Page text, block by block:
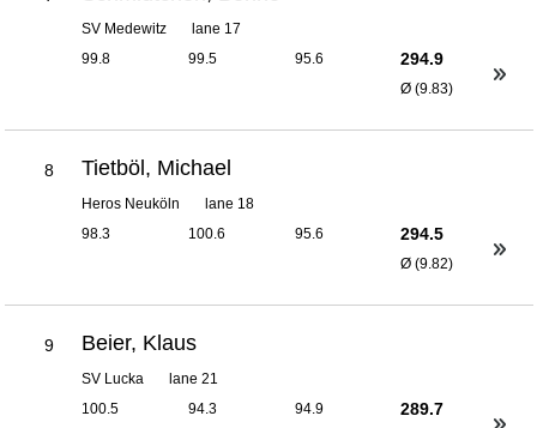
SV Medewitz
lane 17
99.8
99.5 95.6 294.9
Ø (9.83)
8 Tietböl, Michael
Heros Neuköln
lane 18
98.3
100.6 95.6 294.5
Ø (9.82)
9 Beier, Klaus
SV Lucka
lane 21
100.5
94.3 94.9 289.7